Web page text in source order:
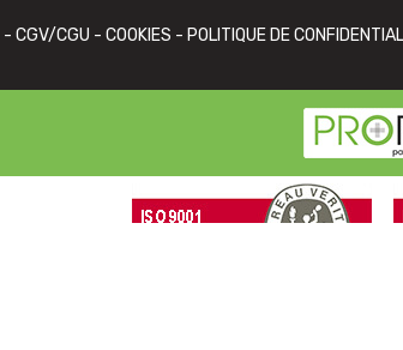
- CGV/CGU - COOKIES - POLITIQUE DE